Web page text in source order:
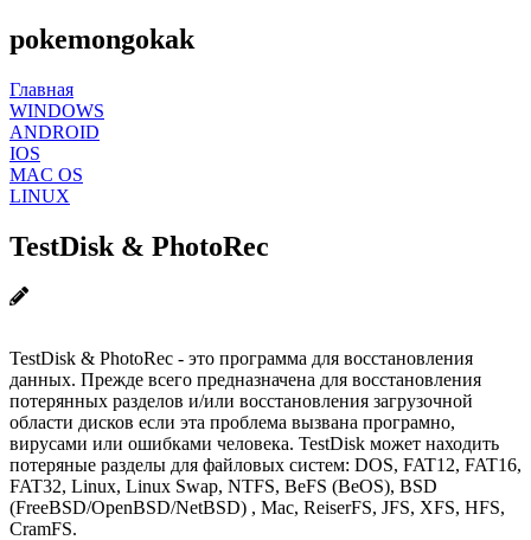
pokemongokak
Главная
WINDOWS
ANDROID
IOS
MAC OS
LINUX
TestDisk & PhotoRec
TestDisk & PhotoRec - это программа для восстановления
данных. Прежде всего предназначена для восстановления
потерянных разделов и/или восстановления загрузочной
области дисков если эта проблема вызвана програмно,
вирусами или ошибками человека. TestDisk может находить
потеряные разделы для файловых систем: DOS, FAT12, FAT16,
FAT32, Linux, Linux Swap, NTFS, BeFS (BeOS), BSD
(FreeBSD/OpenBSD/NetBSD) , Mac, ReiserFS, JFS, XFS, HFS,
CramFS.